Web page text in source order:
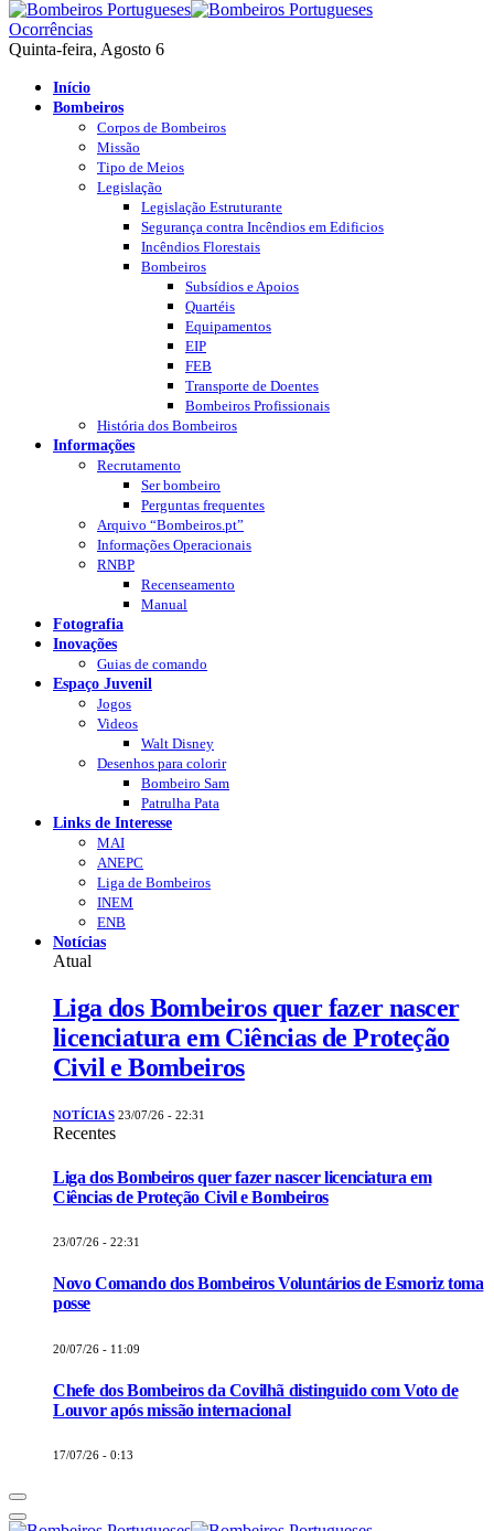
Ocorrências
Quinta-feira, Agosto 6
Início
Bombeiros
Corpos de Bombeiros
Missão
Tipo de Meios
Legislação
Legislação Estruturante
Segurança contra Incêndios em Edificios
Incêndios Florestais
Bombeiros
Subsídios e Apoios
Quartéis
Equipamentos
EIP
FEB
Transporte de Doentes
Bombeiros Profissionais
História dos Bombeiros
Informações
Recrutamento
Ser bombeiro
Perguntas frequentes
Arquivo “Bombeiros.pt”
Informações Operacionais
RNBP
Recenseamento
Manual
Fotografia
Inovações
Guias de comando
Espaço Juvenil
Jogos
Videos
Walt Disney
Desenhos para colorir
Bombeiro Sam
Patrulha Pata
Links de Interesse
MAI
ANEPC
Liga de Bombeiros
INEM
ENB
Notícias
Atual
Liga dos Bombeiros quer fazer nascer
licenciatura em Ciências de Proteção
Civil e Bombeiros
NOTÍCIAS 23/07/26 - 22:31
Recentes
Liga dos Bombeiros quer fazer nascer licenciatura em
Ciências de Proteção Civil e Bombeiros
23/07/26 - 22:31
Novo Comando dos Bombeiros Voluntários de Esmoriz toma
posse
20/07/26 - 11:09
Chefe dos Bombeiros da Covilhã distinguido com Voto de
Louvor após missão internacional
17/07/26 - 0:13